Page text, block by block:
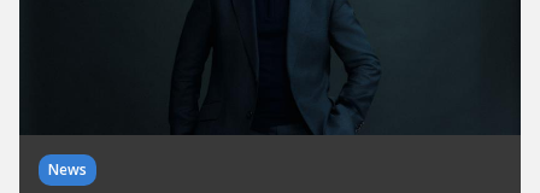
News